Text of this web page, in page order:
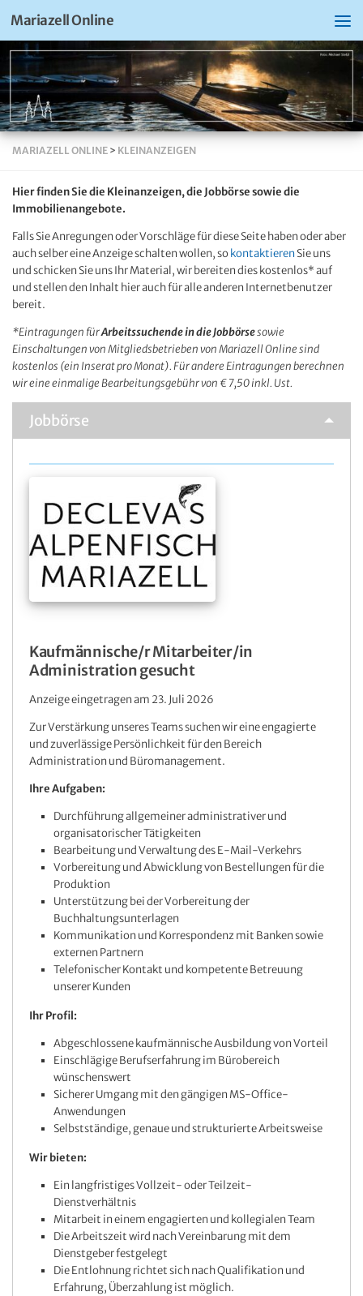
Mariazell Online
MARIAZELL ONLINE > KLEINANZEIGEN
Hier finden Sie die Kleinanzeigen, die Jobbörse sowie die
Immobilienangebote.
Falls Sie Anregungen oder Vorschläge für diese Seite haben oder aber
auch selber eine Anzeige schalten wollen, sokontaktierenSie uns
und schicken Sie uns Ihr Material, wir bereiten dies kostenlos* auf
und stellen den Inhalt hier auch für alle anderen Internetbenutzer
bereit.
*Eintragungen fürArbeitssuchende in die Jobbörsesowie
Einschaltungen von Mitgliedsbetrieben von Mariazell Online sind
kostenlos (ein Inserat pro Monat). Für andere Eintragungen berechnen
wir eine einmalige Bearbeitungsgebühr von € 7,50 inkl. Ust.
Jobbörse
Kaufmännische/r Mitarbeiter/in
Administration gesucht
Anzeige eingetragen am 23. Juli 2026
Zur Verstärkung unseres Teams suchen wir eine engagierte
und zuverlässige Persönlichkeit für den Bereich
Administration und Büromanagement.
Ihre Aufgaben:
Durchführung allgemeiner administrativer und
organisatorischer Tätigkeiten
Bearbeitung und Verwaltung des E-Mail-Verkehrs
Vorbereitung und Abwicklung von Bestellungen für die
Produktion
Unterstützung bei der Vorbereitung der
Buchhaltungsunterlagen
Kommunikation und Korrespondenz mit Banken sowie
externen Partnern
Telefonischer Kontakt und kompetente Betreuung
unserer Kunden
Ihr Profil:
Abgeschlossene kaufmännische Ausbildung von Vorteil
Einschlägige Berufserfahrung im Bürobereich
wünschenswert
Sicherer Umgang mit den gängigen MS-Office-
Anwendungen
Selbstständige, genaue und strukturierte Arbeitsweise
Wir bieten:
Ein langfristiges Vollzeit- oder Teilzeit-
Dienstverhältnis
Mitarbeit in einem engagierten und kollegialen Team
Die Arbeitszeit wird nach Vereinbarung mit dem
Dienstgeber festgelegt
Die Entlohnung richtet sich nach Qualifikation und
Erfahrung, Überzahlung ist möglich.